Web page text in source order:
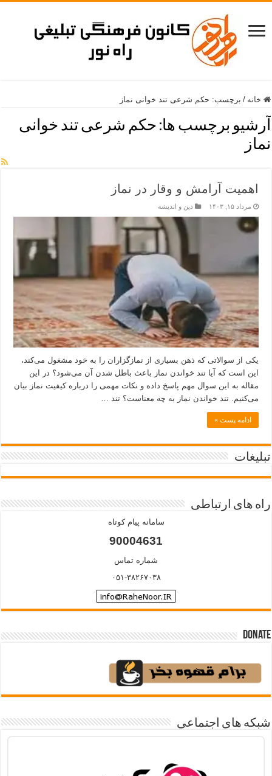
خانه / برچسب: حکم شرعی تند خوانی نماز
آرشیو برچسب ها: حکم شرعی تند خوانی
نماز
اهمیت آرامش و وقار در نماز
مرداد ۱۵, ۱۴۰۳ دین و اندیشه
یکی از سوالاتی که ذهن بسیاری از نمازگزاران را به خود مشغول می‌کند،
این است که آیا تند خواندن نماز باعث باطل شدن آن می‌شود؟ در این
مقاله به این سوال مهم پاسخ داده و نکات مهمی را درباره کیفیت نماز بیان
می‌کنیم. تند خواندن نماز به چه معناست؟ تند …
ادامه پست »
تبلیغات
راه های ارتباطی
سامانه پیام کوتاه
90004631
شماره تماس
۰۵۱-۳۸۲۶۷۰۳۸
Donate
شبکه های اجتماعی